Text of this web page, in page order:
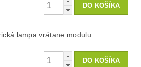
lampa vrátane modulu